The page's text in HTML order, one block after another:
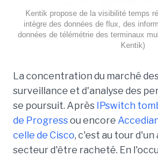
Kentik propose de la visibilité temps
intègre des données de flux, des
données de télémétrie des terminaux
Kentik)
La concentration du marché
surveillance et d'analyse des
se poursuit. Après IPswitch
de Progressou encore
celle de Cisco, c'est au tour
secteur d'être racheté. En